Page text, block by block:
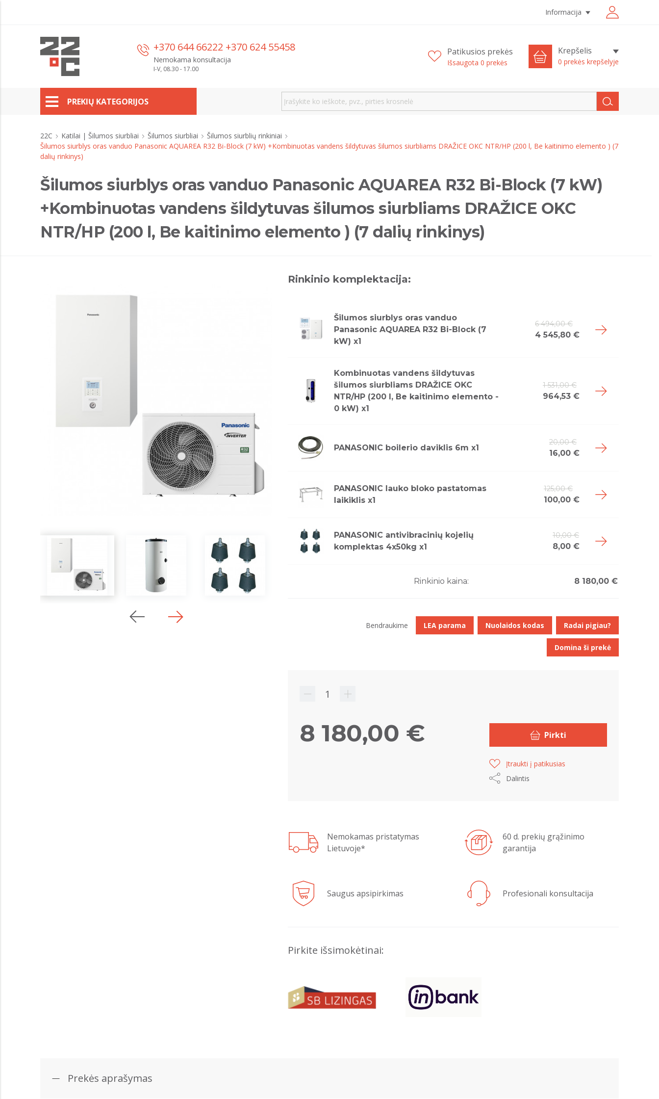
Informacija
+370 644 66222 +370 624 55458
Nemokama konsultacija
I-V, 08.30 - 17.00
Patikusios prekės
Išsaugota 0 prekės
Krepšelis
0 prekės krepšelyje
PREKIŲ KATEGORIJOS
22C Katilai | Šilumos siurbliai Šilumos siurbliai
Šilumos siurblių rinkiniai
Šilumos siurblys oras vanduo Panasonic AQUAREA R32 Bi-Block (7 kW) +Kombinuotas vandens šildytuvas šilumos siurbliams DRAŽICE OKC NTR/HP (200 l, Be kaitinimo elemento ) (7
dalių rinkinys)
Šilumos siurblys oras vanduo Panasonic AQUAREA R32 Bi-Block (7 kW)
+Kombinuotas vandens šildytuvas šilumos siurbliams DRAŽICE OKC
NTR/HP (200 l, Be kaitinimo elemento ) (7 dalių rinkinys)
Rinkinio komplektacija:
Šilumos siurblys oras vanduo
Panasonic AQUAREA R32 Bi-Block (7
kW) x1
6 494,00 €
4 545,80 €
Kombinuotas vandens šildytuvas
šilumos siurbliams DRAŽICE OKC
NTR/HP (200 l, Be kaitinimo elemento -
0 kW) x1
1 531,00 €
964,53 €
PANASONIC boilerio daviklis 6m x1
20,00 €
16,00 €
PANASONIC lauko bloko pastatomas
laikiklis x1
125,00 €
100,00 €
PANASONIC antivibracinių kojelių
komplektas 4x50kg x1
10,00 €
8,00 €
Rinkinio kaina: 8 180,00 €
8 180,00 € Pirkti
Įtraukti į patikusias
Dalintis
Nemokamas pristatymas
Lietuvoje*
60 d. prekių grąžinimo
garantija
Saugus apsipirkimas Profesionali konsultacija
Pirkite išsimokėtinai:
Bendraukime LEA parama Nuolaidos kodas Radai pigiau?
Domina ši prekė
Prekės aprašymas